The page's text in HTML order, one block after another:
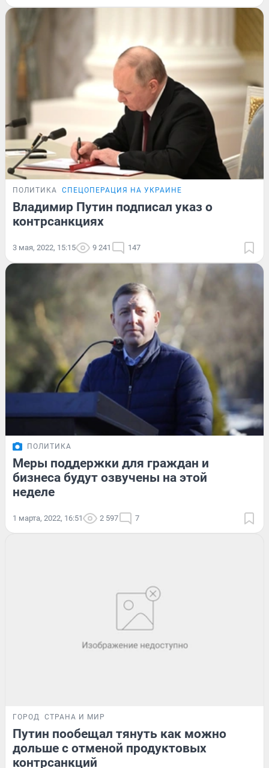
ПОЛИТИКА СПЕЦОПЕРАЦИЯ НА УКРАИНЕ
Владимир Путин подписал указ о
контрсанкциях
3 мая, 2022, 15:15 9 241 147
ПОЛИТИКА
Меры поддержки для граждан и
бизнеса будут озвучены на этой
неделе
1 марта, 2022, 16:51 2 597 7
ГОРОД СТРАНА И МИР
Путин пообещал тянуть как можно
дольше с отменой продуктовых
контрсанкций